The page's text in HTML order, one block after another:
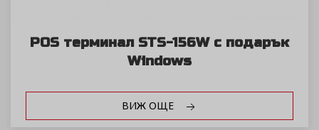
POS терминал STS-156W с подарък
Windows
ВИЖ ОЩЕ